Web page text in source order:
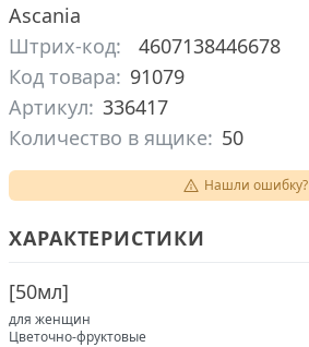
Ascania
Штрих-код:
4607138446678
Код товара: 91079
Артикул: 336417
Количество в ящике: 50
Нашли ошибку?
ХАРАКТЕРИСТИКИ
[50мл]
для женщин
Цветочно-фруктовые